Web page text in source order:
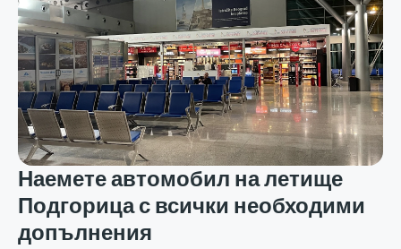
Наемете автомобил на летище
Подгорица с всички необходими
допълнения